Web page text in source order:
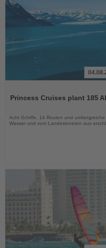
diePrincess Cruises plant 185
Acht Schiffe, 14 Routen und
Wasser und vom Landesinneren aus